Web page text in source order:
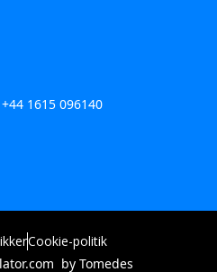
1615 096140
by Tomedes
Cookie-politik